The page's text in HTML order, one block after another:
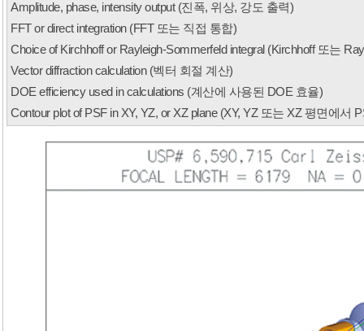
Amplitude, phase, intensity output (진폭, 위상, 강도 출력)
FFT or direct integration (FFT 또는 직접 통합)
Choice of Kirchhoff or Rayleigh-Sommerfeld integral (Kirchhoff 또는
Vector diffraction calculation (벡터 회절 계산)
DOE efficiency used in calculations (계산에 사용된 DOE 효율)
Contour plot of PSF in XY, YZ, or XZ plane (XY, YZ 또는 XZ 평면에서